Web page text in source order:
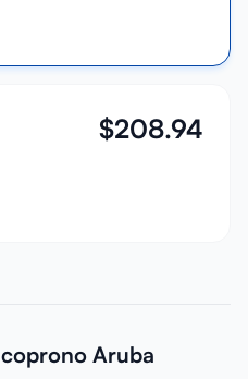
$208.94
Aruba